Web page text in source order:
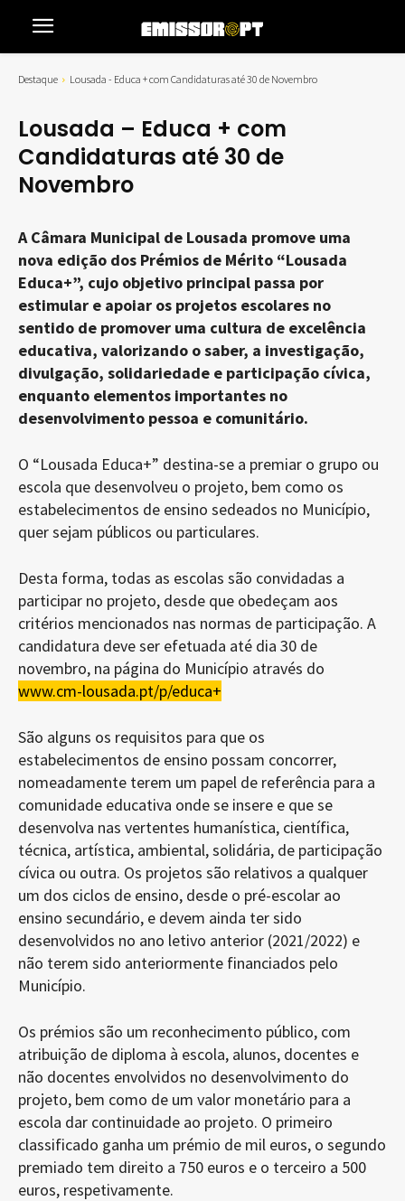
Destaque Lousada - Educa + com Candidaturas até 30 de Novembro
Lousada – Educa + com
Candidaturas até 30 de
Novembro
A Câmara Municipal de Lousada promove uma
nova edição dos Prémios de Mérito “Lousada
Educa+”, cujo objetivo principal passa por
estimular e apoiar os projetos escolares no
sentido de promover uma cultura de excelência
educativa, valorizando o saber, a investigação,
divulgação, solidariedade e participação cívica,
enquanto elementos importantes no
desenvolvimento pessoa e comunitário.
O “Lousada Educa+” destina-se a premiar o grupo ou
escola que desenvolveu o projeto, bem como os
estabelecimentos de ensino sedeados no Município,
quer sejam públicos ou particulares.
Desta forma, todas as escolas são convidadas a
participar no projeto, desde que obedeçam aos
critérios mencionados nas normas de participação. A
candidatura deve ser efetuada até dia 30 de
novembro, na página do Município através do
www.cm-lousada.pt/p/educa+
São alguns os requisitos para que os
estabelecimentos de ensino possam concorrer,
nomeadamente terem um papel de referência para a
comunidade educativa onde se insere e que se
desenvolva nas vertentes humanística, científica,
técnica, artística, ambiental, solidária, de participação
cívica ou outra. Os projetos são relativos a qualquer
um dos ciclos de ensino, desde o pré-escolar ao
ensino secundário, e devem ainda ter sido
desenvolvidos no ano letivo anterior (2021/2022) e
não terem sido anteriormente financiados pelo
Município.
Os prémios são um reconhecimento público, com
atribuição de diploma à escola, alunos, docentes e
não docentes envolvidos no desenvolvimento do
projeto, bem como de um valor monetário para a
escola dar continuidade ao projeto. O primeiro
classificado ganha um prémio de mil euros, o segundo
premiado tem direito a 750 euros e o terceiro a 500
euros, respetivamente.